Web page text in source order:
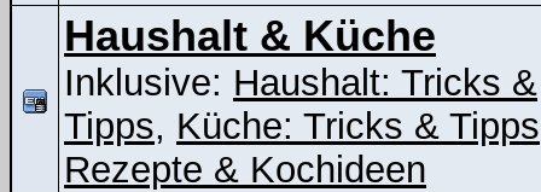
Haushalt & Küche
Inklusive: Haushalt: Tricks &
Tipps, Küche: Tricks & Tipps
Rezepte & Kochideen